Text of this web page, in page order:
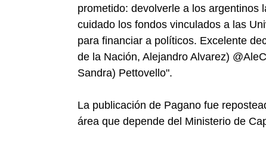
prometido: devolverle a los argentinos
cuidado los fondos vinculados a las
para financiar a políticos. Excelente
de la Nación, Alejandro Alvarez)
Sandra) Pettovello".
La publicación de Pagano fue
área que depende del Ministerio de